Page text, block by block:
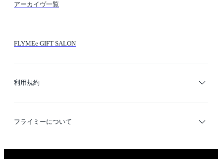
アーカイヴ一覧
FLYMEe GIFT SALON
利用規約
利用規約
フライミーについて